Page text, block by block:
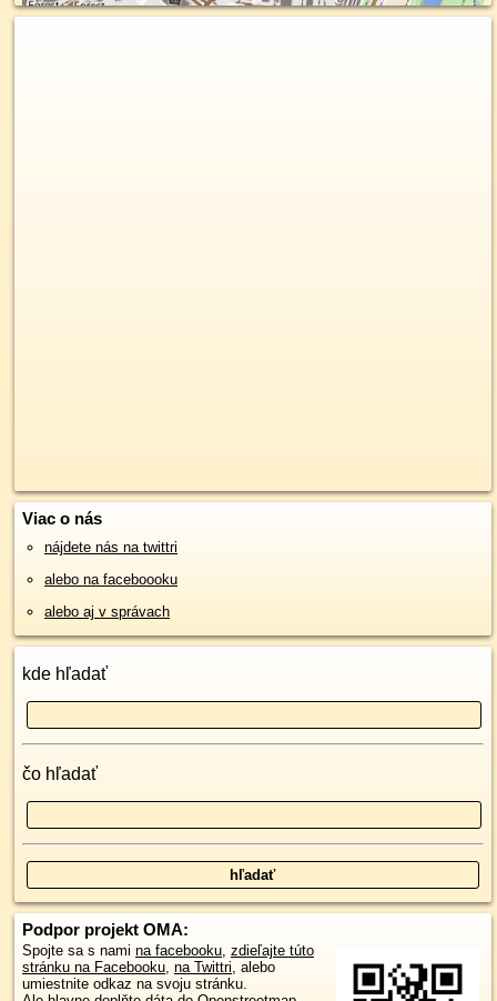
Viac o nás
nájdete nás na twittri
alebo na faceboooku
alebo aj v správach
kde hľadať
čo hľadať
Podpor projekt OMA:
Spojte sa s nami na facebooku, zdieľajte túto
stránku na Facebooku, na Twittri, alebo
umiestnite odkaz na svoju stránku.